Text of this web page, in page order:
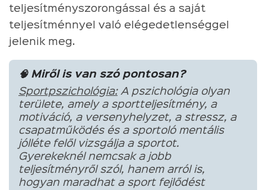
teljesítményszorongással és a saját
teljesítménnyel való elégedetlenséggel
jelenik meg.
🧠 Miről is van szó pontosan?
Sportpszichológia:A pszichológia olyan
területe, amely a sportteljesítmény, a
motiváció, a versenyhelyzet, a stressz, a
csapatműködés és a sportoló mentális
jólléte felől vizsgálja a sportot.
Gyerekeknél nemcsak a jobb
teljesítményről szól, hanem arról is,
hogyan maradhat a sport fejlődést